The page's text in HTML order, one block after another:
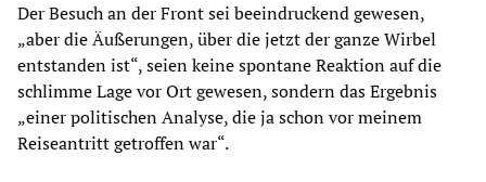
Der Besuch an der Front sei beeindruckend gewesen,
„aber die Äußerungen, über die jetzt der ganze Wirbel
entstanden ist“, seien keine spontane Reaktion auf die
schlimme Lage vor Ort gewesen, sondern das Ergebnis
„einer politischen Analyse, die ja schon vor meinem
Reiseantritt getroffen war“.